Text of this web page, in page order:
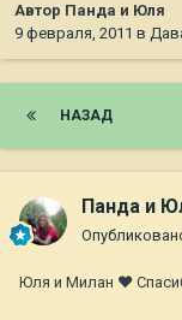
Автор Панда и Юля
9 февраля, 2011 в
НАЗАД
Панда и
Юля и Милан ♥